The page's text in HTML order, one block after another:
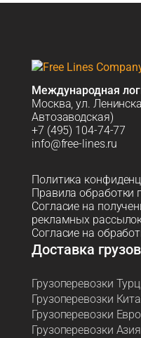
Международная
Москва, ул.
Автозаводская)
+7 (495) 104-74-77
info@free-lines.ru
Политика
Правила обработки
Согласие на
рекламных
Согласие на
Доставка грузов
Грузоперевозки
Грузоперевозки
Грузоперевозки
Грузоперевозки Азия